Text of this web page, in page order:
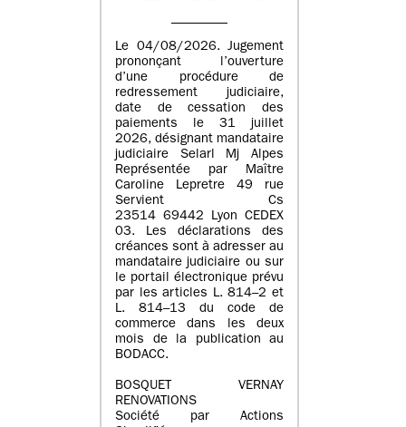
Le 04/08/2026. Jugement
prononçant l’ouverture
d’une procédure de
redressement judiciaire,
date de cessation des
paiements le 31 juillet
2026, désignant mandataire
judiciaire Selarl Mj Alpes
Représentée par Maître
Caroline Lepretre 49 rue
Servient Cs
23514 69442 Lyon CEDEX
03. Les déclarations des
créances sont à adresser au
mandataire judiciaire ou sur
le portail électronique prévu
par les articles L. 814–2 et
L. 814–13 du code de
commerce dans les deux
mois de la publication au
BODACC.
BOSQUET VERNAY
RENOVATIONS
Société par Actions